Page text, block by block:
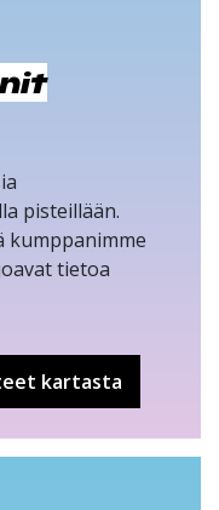
pisteillään.
kumppanimme
tietoa
kartasta